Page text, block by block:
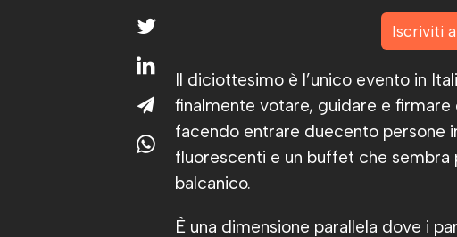
Iscriviti
Il diciottesimo è l’unico evento in
finalmente votare, guidare e
facendo entrare duecento persone
fluorescenti e un buffet che
balcanico.
È una dimensione parallela dove i